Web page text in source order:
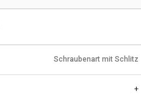
Schraubenart mit Schlitz
+